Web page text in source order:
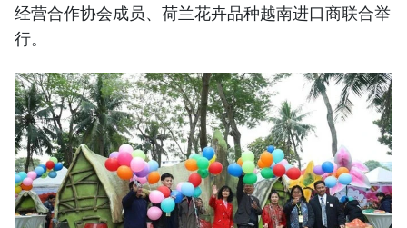
经营合作协会成员、荷兰花卉品种越南进口商联合举
行。